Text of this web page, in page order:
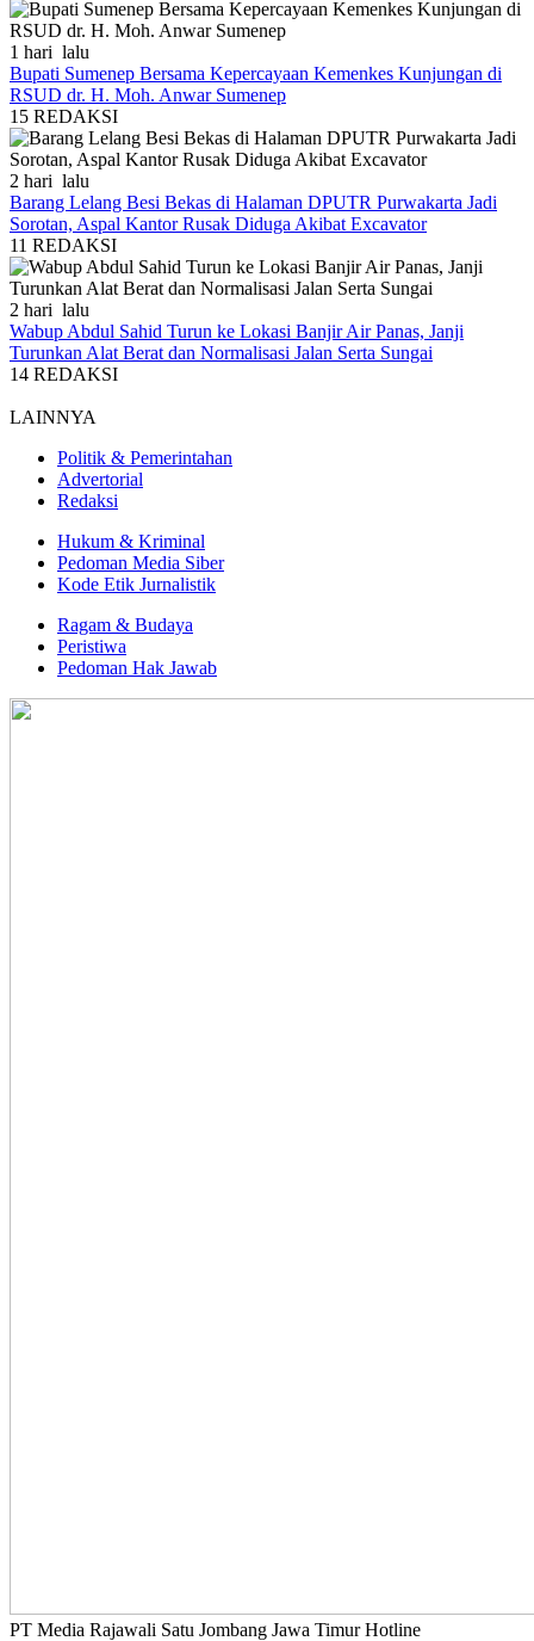
1 hari lalu
Bupati Sumenep Bersama Kepercayaan Kemenkes Kunjungan di
RSUD dr. H. Moh. Anwar Sumenep
15 REDAKSI
2 hari lalu
Barang Lelang Besi Bekas di Halaman DPUTR Purwakarta Jadi
Sorotan, Aspal Kantor Rusak Diduga Akibat Excavator
11 REDAKSI
2 hari lalu
Wabup Abdul Sahid Turun ke Lokasi Banjir Air Panas, Janji
Turunkan Alat Berat dan Normalisasi Jalan Serta Sungai
14 REDAKSI
LAINNYA
Politik & Pemerintahan
Advertorial
Redaksi
Hukum & Kriminal
Pedoman Media Siber
Kode Etik Jurnalistik
Ragam & Budaya
Peristiwa
Pedoman Hak Jawab
PT Media Rajawali Satu Jombang Jawa Timur Hotline